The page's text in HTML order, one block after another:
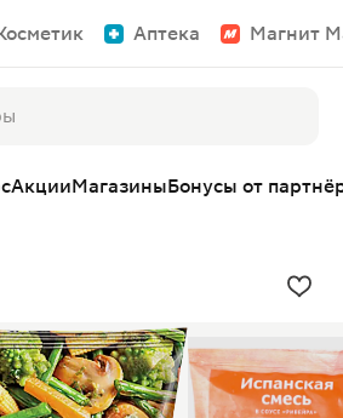
Аптека Магнит
АкцииМагазиныБонусы от